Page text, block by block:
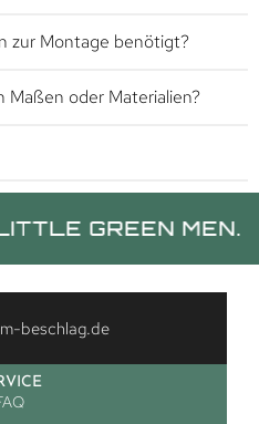
zur Montage benötigt?
Maßen oder Materialien?
MEN.
beschlag.de